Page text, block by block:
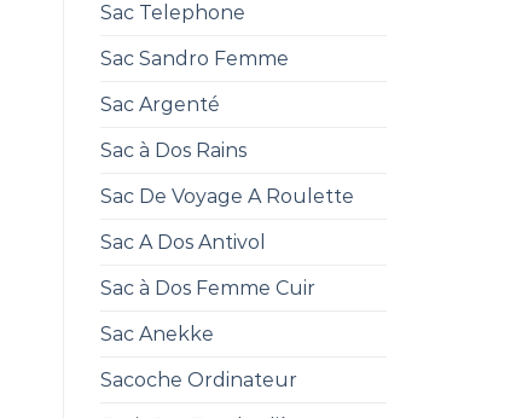
Sac Telephone
Sac Sandro Femme
Sac Argenté
Sac à Dos Rains
Sac De Voyage A Roulette
Sac A Dos Antivol
Sac à Dos Femme Cuir
Sac Anekke
Sacoche Ordinateur